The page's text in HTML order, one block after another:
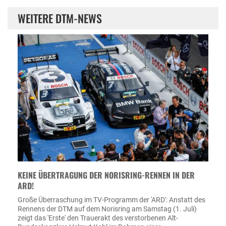
WEITERE DTM-NEWS
KEINE ÜBERTRAGUNG DER NORISRING-RENNEN IN DER
ARD!
Große Überraschung im TV-Programm der 'ARD': Anstatt des
Rennens der DTM auf dem Norisring am Samstag (1. Juli)
zeigt das 'Erste' den Trauerakt des verstorbenen Alt-